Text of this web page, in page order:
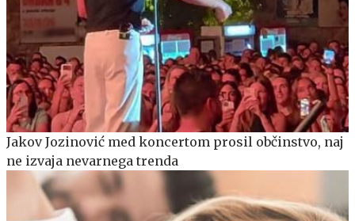
Jakov Jozinović med koncertom prosil občinstvo, naj
ne izvaja nevarnega trenda